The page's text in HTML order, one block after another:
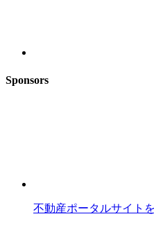
Sponsors
不動産ポータルサイト